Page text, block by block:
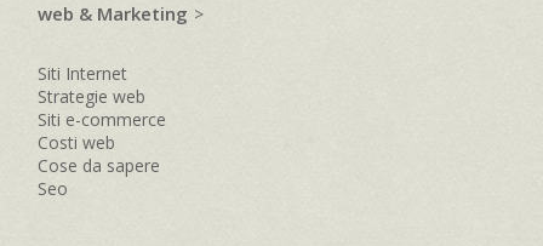
web & Marketing >
Siti Internet
Strategie web
Siti e-commerce
Costi web
Cose da sapere
Seo